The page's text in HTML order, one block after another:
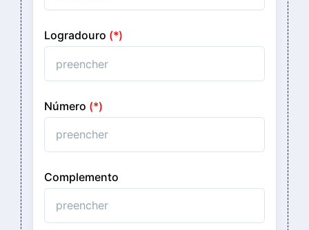
Logradouro (*)
Número (*)
Complemento